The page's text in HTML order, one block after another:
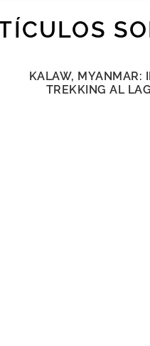
KALAW, MYANMAR:
TREKKING AL